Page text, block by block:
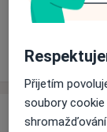
Ceník
Ceník
Přijetím
soubory